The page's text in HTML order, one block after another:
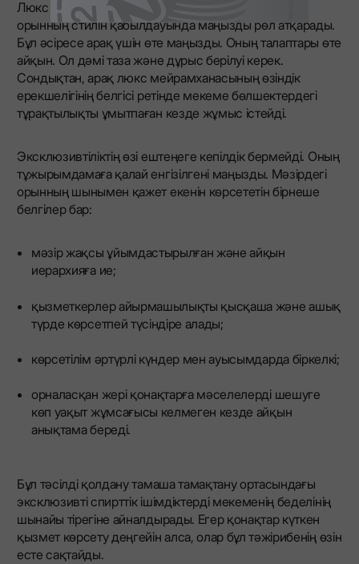
Люкс сегментінде күшті алкоголь қонақтардың
орынның стилін қабылдауында маңызды рөл атқарады.
Бұл әсіресе арақ үшін өте маңызды. Оның талаптары өте
айқын. Ол дәмі таза және дұрыс берілуі керек.
Сондықтан, арақ люкс мейрамханасының өзіндік
ерекшелігінің белгісі ретінде мекеме бөлшектердегі
тұрақтылықты ұмытпаған кезде жұмыс істейді.
Эксклюзивтіліктің өзі ештеңеге кепілдік бермейді. Оның
тұжырымдамаға қалай енгізілгені маңызды. Мәзірдегі
орынның шынымен қажет екенін көрсететін бірнеше
белгілер бар:
мәзір жақсы ұйымдастырылған және айқын
иерархияға ие;
қызметкерлер айырмашылықты қысқаша және ашық
түрде көрсетпей түсіндіре алады;
көрсетілім әртүрлі күндер мен ауысымдарда біркелкі;
орналасқан жері қонақтарға мәселелерді шешуге
көп уақыт жұмсағысы келмеген кезде айқын
анықтама береді.
Бұл тәсілді қолдану тамаша тамақтану ортасындағы
эксклюзивті спирттік ішімдіктерді мекеменің беделінің
шынайы тірегіне айналдырады. Егер қонақтар күткен
қызмет көрсету деңгейін алса, олар бұл тәжірибенің өзін
есте сақтайды.